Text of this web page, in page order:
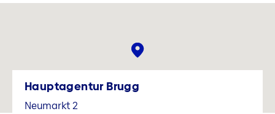
Hauptagentur Brugg
Neumarkt 2